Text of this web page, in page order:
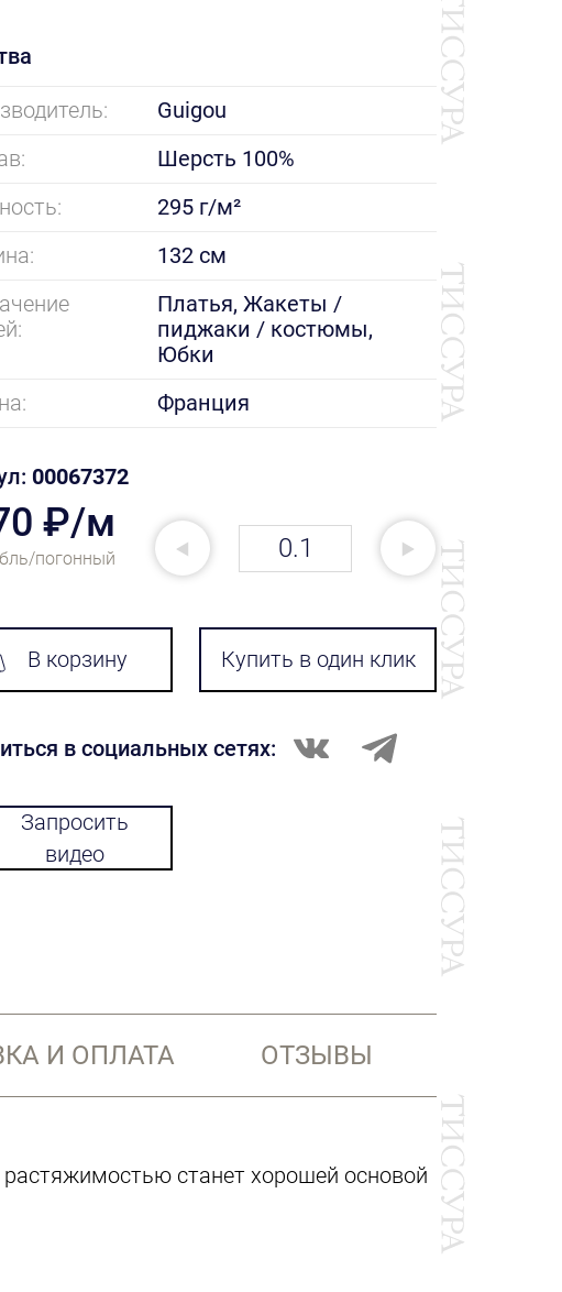
Guigou
Шерсть 100%
295 г/м²
132 см
Платья, Жакеты /
пиджаки / костюмы,
Юбки
Франция
00067372
₽/м
погонный
В корзину Купить в один клик
в социальных сетях:
Запросить
видео
И ОПЛАТА ОТЗЫВЫ
станет хорошей основой